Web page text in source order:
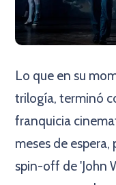
Lo que en su
trilogía, terminó
franquicia
meses de
spin-off de 'John